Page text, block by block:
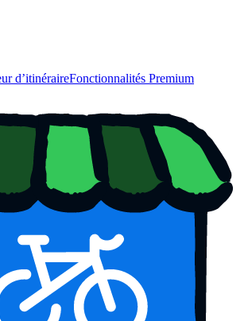
d’itinéraireFonctionnalités Premium